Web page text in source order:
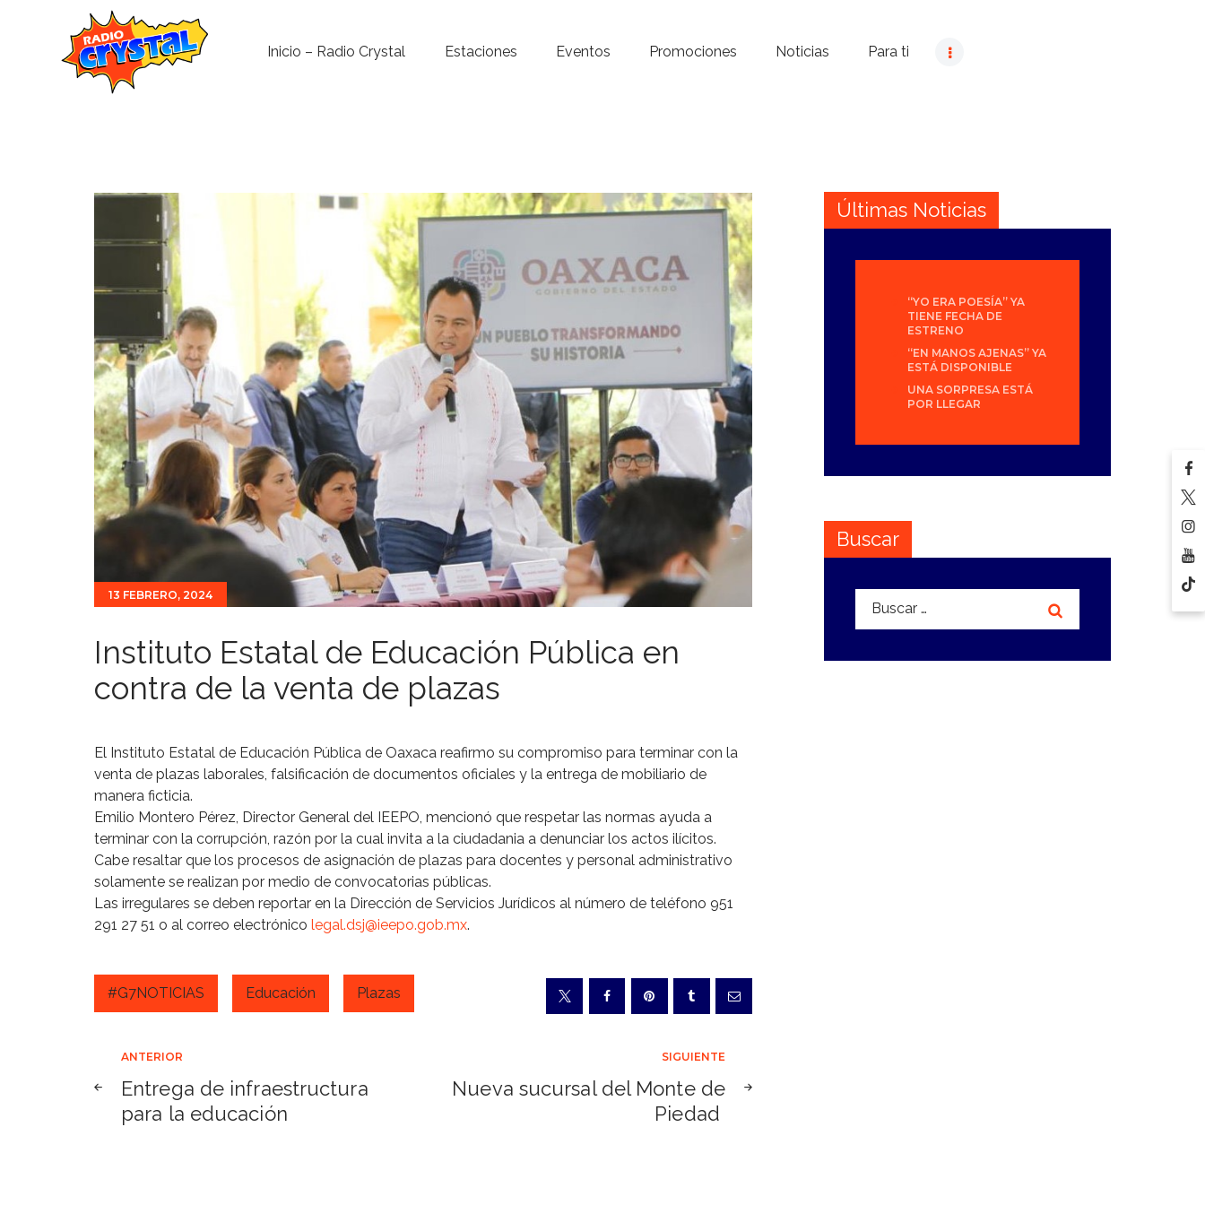
Inicio – Radio Crystal Estaciones Eventos Promociones Noticias Para ti
Noticias
Para ti
Contacto
13 FEBRERO, 2024
Instituto Estatal de Educación Pública en
contra de la venta de plazas
El Instituto Estatal de Educación Pública de Oaxaca reafirmo su compromiso para terminar con la
venta de plazas laborales, falsificación de documentos oficiales y la entrega de mobiliario de
manera ficticia.
Emilio Montero Pérez, Director General del IEEPO, mencionó que respetar las normas ayuda a
terminar con la corrupción, razón por la cual invita a la ciudadania a denunciar los actos ilícitos.
Cabe resaltar que los procesos de asignación de plazas para docentes y personal administrativo
solamente se realizan por medio de convocatorias públicas.
Las irregulares se deben reportar en la Dirección de Servicios Jurídicos al número de teléfono 951
291 27 51 o al correo electrónico legal.dsj@ieepo.gob.mx.
#G7NOTICIAS Educación Plazas
Navegación
de
ANTERIOR
Entrega de infraestructura
para la educación
SIGUIENTE
Nueva sucursal del Monte de
Piedad
Últimas Noticias
“YO ERA POESÍA” YA
TIENE FECHA DE
ESTRENO
“EN MANOS AJENAS” YA
ESTÁ DISPONIBLE
UNA SORPRESA ESTÁ
POR LLEGAR
Buscar
Buscar: